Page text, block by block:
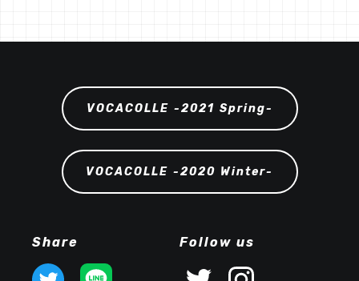
VOCACOLLE -2021 Spring-
VOCACOLLE -2020 Winter-
Share Follow us